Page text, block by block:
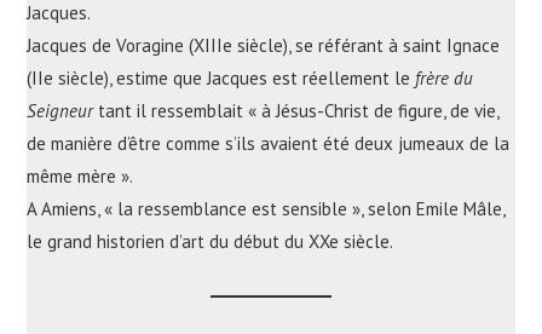
Jacques.
Jacques de Voragine (XIIIe siècle), se référant à saint Ignace
(IIe siècle), estime que Jacques est réellement le frère du
Seigneurtant il ressemblait « à Jésus-Christ de figure, de vie,
de manière d’être comme s’ils avaient été deux jumeaux de la
même mère ».
A Amiens, « la ressemblance est sensible », selon Emile Mâle,
le grand historien d’art du début du XXe siècle.